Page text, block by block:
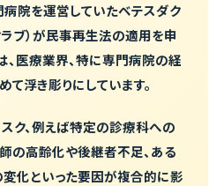
院を運営していたベテスダク
ラブ）が民事再生法の適用を申
、医療業界、特に専門病院の経
浮き彫りにしています。
ク、例えば特定の診療科への
の高齢化や後継者不足、ある
化といった要因が複合的に影